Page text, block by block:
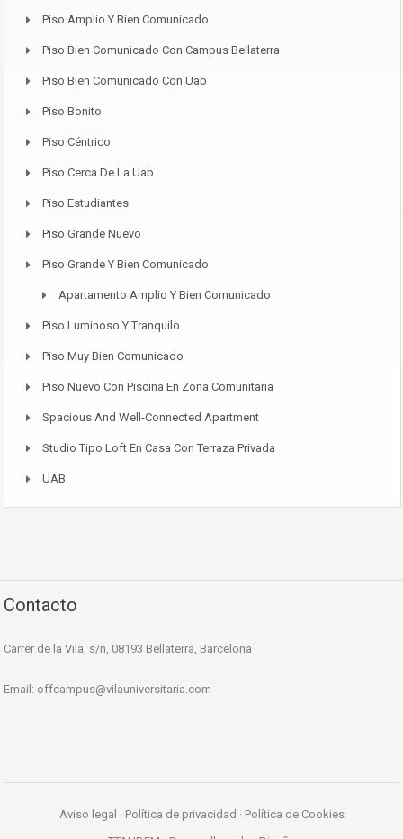
Piso Amplio Y Bien Comunicado
Piso Bien Comunicado Con Campus Bellaterra
Piso Bien Comunicado Con Uab
Piso Bonito
Piso Céntrico
Piso Cerca De La Uab
Piso Estudiantes
Piso Grande Nuevo
Piso Grande Y Bien Comunicado
Apartamento Amplio Y Bien Comunicado
Piso Luminoso Y Tranquilo
Piso Muy Bien Comunicado
Piso Nuevo Con Piscina En Zona Comunitaria
Spacious And Well-Connected Apartment
Studio Tipo Loft En Casa Con Terraza Privada
UAB
Contacto
Carrer de la Vila, s/n, 08193 Bellaterra, Barcelona
Email: offcampus@vilauniversitaria.com
Aviso legal · Política de privacidad · Política de Cookies